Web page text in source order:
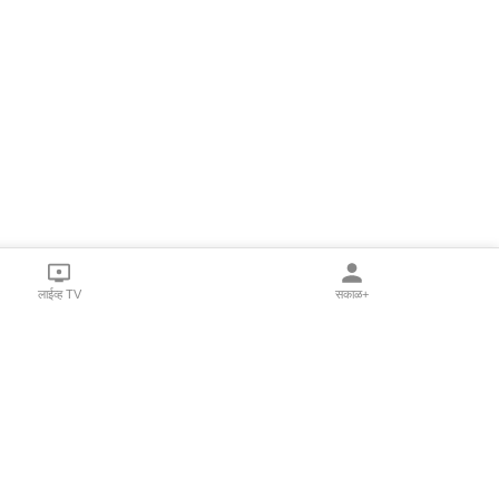
लाईव्ह TV सकाळ+